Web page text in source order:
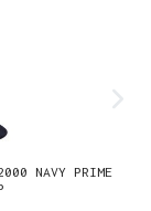
NAVY PRIME